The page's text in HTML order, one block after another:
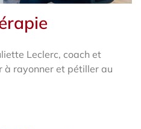
Leclerc, coach et
à rayonner et pétiller au